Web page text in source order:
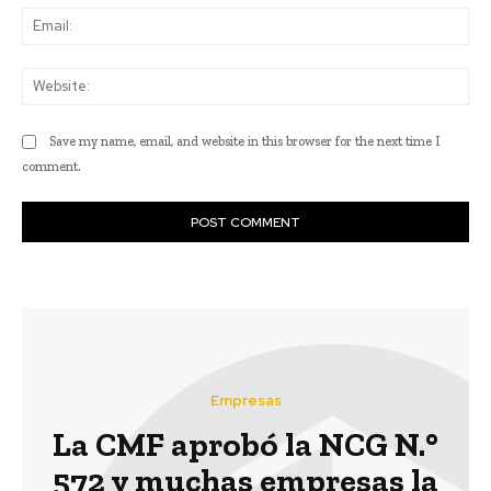
Save my name, email, and website in this browser for the next time I
comment.